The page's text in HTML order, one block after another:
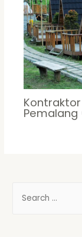
Pemalang